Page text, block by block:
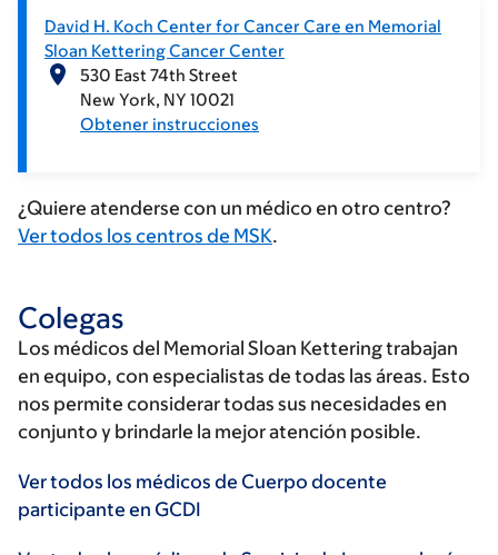
David H. Koch Center for Cancer Care en Memorial
Sloan Kettering Cancer Center
530 East 74th Street
New York NY 10021
Obtener instrucciones
¿Quiere atenderse con un médico en otro centro?
Ver todos los centros de MSK.
Colegas
Los médicos del Memorial Sloan Kettering trabajan
en equipo, con especialistas de todas las áreas. Esto
nos permite considerar todas sus necesidades en
conjunto y brindarle la mejor atención posible.
Ver todos los médicos de Cuerpo docente
participante en GCDI